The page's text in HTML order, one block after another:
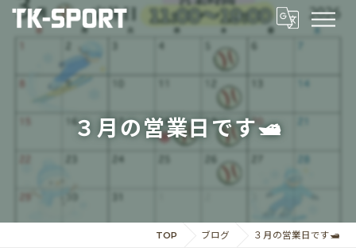
３月の営業日です🛥️
TOP ブログ ３月の営業日です🛥️